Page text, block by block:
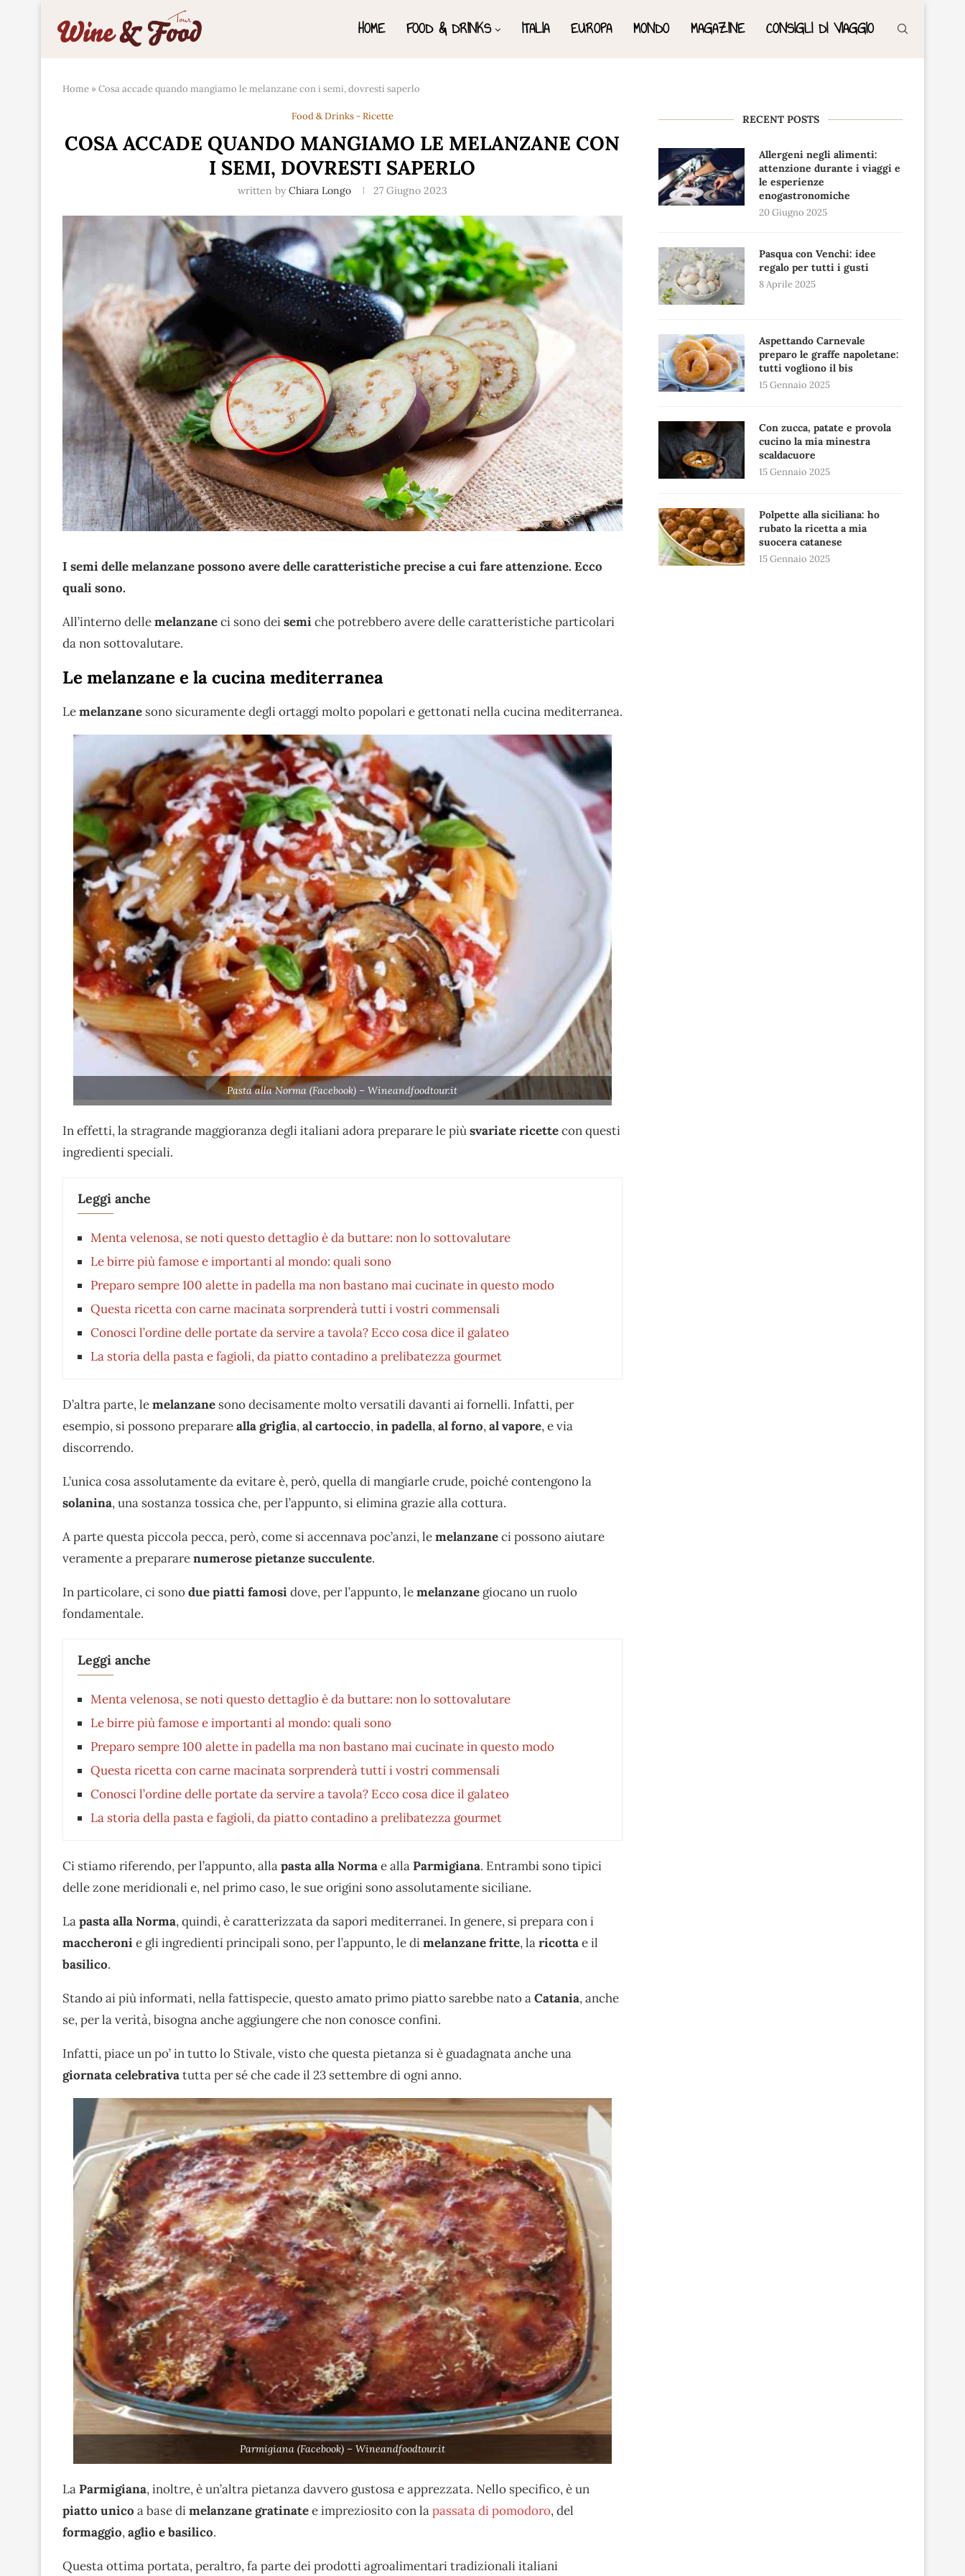
HOME FOOD & DRINKS ITALIA EUROPA MONDO MAGAZINE CONSIGLI DI VIAGGIO
Home »Cosa accade quando mangiamo le melanzane con i semi, dovresti saperlo
Food & Drinks - Ricette
COSA ACCADE QUANDO MANGIAMO LE MELANZANE CON
I SEMI, DOVRESTI SAPERLO
written by Chiara Longo 27 Giugno 2023
I semi delle melanzane possono avere delle caratteristiche precise a cui fare attenzione. Ecco
quali sono.
All’interno dellemelanzaneci sono deisemiche potrebbero avere delle caratteristiche particolari
da non sottovalutare.
Le melanzane e la cucina mediterranea
Lemelanzane sono sicuramente degli ortaggi molto popolari e gettonati nella cucina mediterranea.
Pasta alla Norma (Facebook) – Wineandfoodtour.it
In effetti, la stragrande maggioranza degli italiani adora preparare le piùsvariate ricettecon questi
ingredienti speciali.
Leggi anche
Menta velenosa, se noti questo dettaglio è da buttare: non lo sottovalutare
Le birre più famose e importanti al mondo: quali sono
Preparo sempre 100 alette in padella ma non bastano mai cucinate in questo modo
Questa ricetta con carne macinata sorprenderà tutti i vostri commensali
Conosci l’ordine delle portate da servire a tavola? Ecco cosa dice il galateo
La storia della pasta e fagioli, da piatto contadino a prelibatezza gourmet
D’altra parte, lemelanzane sono decisamente molto versatili davanti ai fornelli. Infatti, per
esempio, si possono prepararealla griglia,alcartoccio,in padella,al forno,al vapore, e via
discorrendo.
L’unica cosa assolutamente da evitare è, però, quella di mangiarle crude, poiché contengono la
solanina, una sostanza tossica che, per l’appunto, si elimina grazie alla cottura.
A parte questa piccola pecca, però, come si accennava poc’anzi, lemelanzaneci possono aiutare
veramente a prepararenumerose pietanze succulente.
In particolare, ci sonodue piatti famosidove, per l’appunto, lemelanzane giocano un ruolo
fondamentale.
Leggi anche
Menta velenosa, se noti questo dettaglio è da buttare: non lo sottovalutare
Le birre più famose e importanti al mondo: quali sono
Preparo sempre 100 alette in padella ma non bastano mai cucinate in questo modo
Questa ricetta con carne macinata sorprenderà tutti i vostri commensali
Conosci l’ordine delle portate da servire a tavola? Ecco cosa dice il galateo
La storia della pasta e fagioli, da piatto contadino a prelibatezza gourmet
Ci stiamo riferendo, per l’appunto, allapasta alla Normae allaParmigiana. Entrambi sono tipici
delle zone meridionali e, nel primo caso, le sue origini sono assolutamente siciliane.
Lapasta alla Norma, quindi, è caratterizzata da sapori mediterranei. In genere, si prepara con i
maccheronie gli ingredienti principali sono, per l’appunto, le dimelanzane fritte, laricottae il
basilico.
Stando ai più informati, nella fattispecie, questo amato primo piatto sarebbe nato aCatania, anche
se, per la verità, bisogna anche aggiungere che non conosce confini.
Infatti, piace un po’ in tutto lo Stivale, visto che questa pietanza si è guadagnata anche una
giornata celebrativatutta per sé che cade il 23 settembre di ogni anno.
Parmigiana (Facebook) – Wineandfoodtour.it
LaParmigiana, inoltre, è un’altra pietanza davvero gustosa e apprezzata. Nello specifico, è un
piatto unico a base dimelanzane gratinatee impreziosito con lapassata di pomodoro, del
formaggio,aglio e basilico.
Questa ottima portata, peraltro, fa parte dei prodotti agroalimentari tradizionali italiani
RECENT POSTS
Allergeni negli alimenti:
attenzione durante i viaggi e
le esperienze
enogastronomiche
20 Giugno 2025
Pasqua con Venchi: idee
regalo per tutti i gusti
8 Aprile 2025
Aspettando Carnevale
preparo le graffe napoletane:
tutti vogliono il bis
15 Gennaio 2025
Con zucca, patate e provola
cucino la mia minestra
scaldacuore
15 Gennaio 2025
Polpette alla siciliana: ho
rubato la ricetta a mia
suocera catanese
15 Gennaio 2025